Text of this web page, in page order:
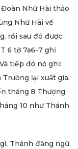
Nhữ Hài thảo
Nhữ Hài về
rồi sau đó được
6 tờ 7a6-7 ghi
tiếp đó nó ghi:
lại xuất gia,
tháng 8 Thượng
10 như Thánh
Thánh đăng ngữ